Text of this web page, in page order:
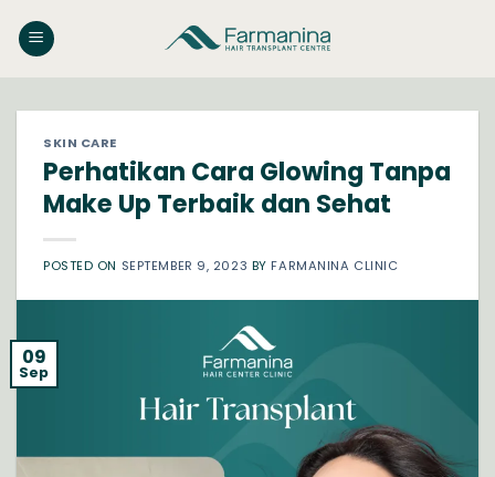
SKIN CARE
Perhatikan Cara Glowing Tanpa
Make Up Terbaik dan Sehat
POSTED ON SEPTEMBER 9, 2023 BY FARMANINA CLINIC
09
Sep